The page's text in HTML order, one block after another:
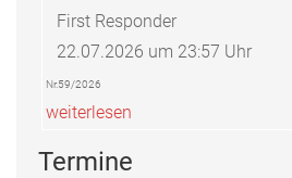
First Responder
22.07.2026 um 23:57 Uhr
Nr.59/2026
weiterlesen
Termine